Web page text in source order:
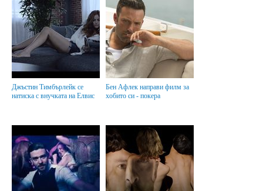
Джъстин Тимбърлейк се
натиска с внучката на Елвис
Бен Афлек направи филм за
хобито си - покера